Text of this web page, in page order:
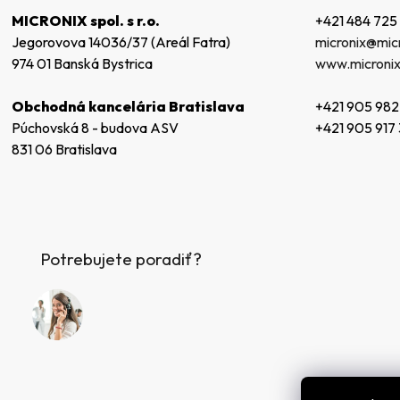
MICRONIX spol. s r.o.
Jegorovova 14036/37 (Areál Fatra)
974 01 Banská Bystrica
Obchodná kancelária Bratislava
Púchovská 8 - budova ASV
831 06 Bratislava
+421 484
+421 905
+421 905 917
Potrebujete poradiť?